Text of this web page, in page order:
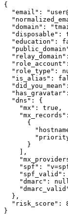
{
"email":
"domain":
"disposable":
"education":
"role_type":
"is_alias":
  "dns": {
    "mx": true,
      {
      }
    ],
"spf":
"spf_valid":
"dmarc":
  },
"risk_score":
}